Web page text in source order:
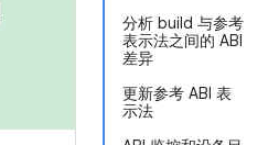
分析 build 与参考
表示法之间的 ABI
差异
更新参考 ABI 表
示法